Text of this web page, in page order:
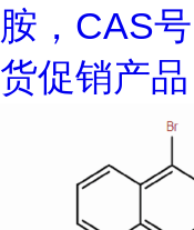
胺，CAS
货促销产品